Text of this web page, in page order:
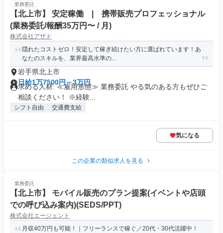
業務委託
【北上市】 安定稼働 | 携帯販売プロフェッショナル
(業務委託/報酬35万円〜 / 月)
株式会社アザド
隠れたコストゼロ！安定して稼ぎ続けたい方に選ばれています！あ
なたのスキルを、業界最高水準の...
岩手県北上市
日給1万7500円～3万円
求める人材: ≪雇用形態≫ 業務委託 やる気のある方もぜひご
相談ください！ ※経験...
シフト自由 交通費支給
気になる
この企業の類似求人を見る
業務委託
【北上市】 モバイル販売のプラン提案(イベントや店頭
での呼び込み案内)(SEDS/PPT)
株式会社エージェント
月収40万円も可能！｜フリーランスで稼ぐ／20代・30代活躍中！